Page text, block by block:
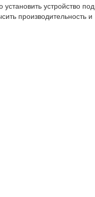
устройство под
производительность и